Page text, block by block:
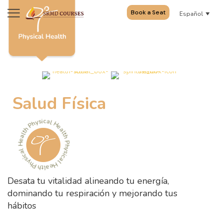
Book a Seat Español
Salud Física
Physical Health Physical Health Physical Health
Desata tu vitalidad alineando tu energía,
dominando tu respiración y mejorando tus
hábitos